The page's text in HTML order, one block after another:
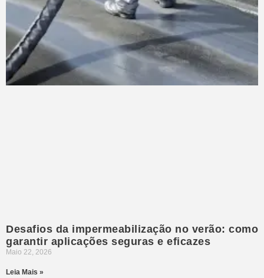
Desafios da impermeabilização no verão: como
garantir aplicações seguras e eficazes
Maio 22, 2026
Leia Mais »